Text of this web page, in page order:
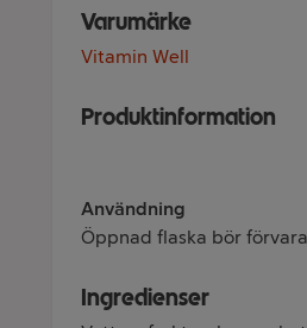
Varumärke
Vitamin Well
Produktinformation
Användning
Öppnad flaska bör
Ingredienser